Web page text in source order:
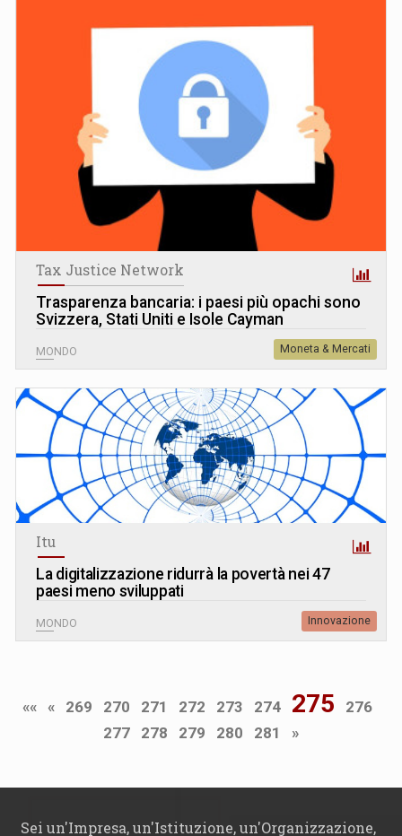
Tax Justice Network
Trasparenza bancaria: i paesi più opachi sono
Svizzera, Stati Uniti e Isole Cayman
MONDO Moneta & Mercati
Itu
La digitalizzazione ridurrà la povertà nei 47
paesi meno sviluppati
MONDO Innovazione
«« « 269 270 271 272 273 274 275
276
277
278 279 280 281 »
Sei un'Impresa, un'Istituzione, un'Organizzazione,